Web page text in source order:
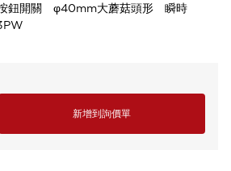
鈕開關 φ40mm大蘑菇頭形 瞬時
新增到詢價單